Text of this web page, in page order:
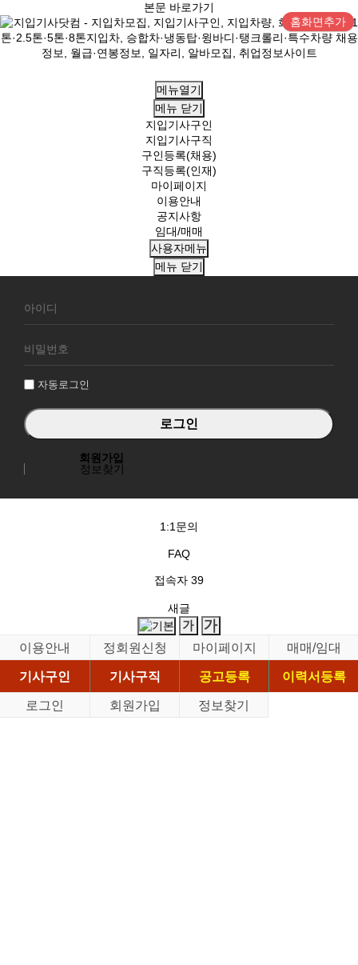
본문 바로가기
홈화면추가
메뉴열기
메뉴 닫기
지입기사구인
지입기사구직
구인등록(채용)
구직등록(인재)
마이페이지
이용안내
공지사항
임대/매매
사용자메뉴
메뉴 닫기
원
그
자동로그인
회원가입
정보찾기
1:1문의
FAQ
접속자 39
새글
이용안내 정회원신청 마이페이지
매매/임대
기사구인
기사구직 공고등록
이력서등록
로그인
회원가입 정보찾기